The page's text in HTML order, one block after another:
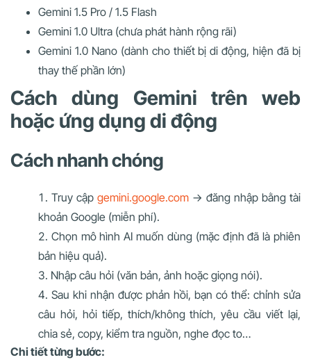
Gemini 1.5 Pro / 1.5 Flash
Gemini 1.0 Ultra (chưa phát hành rộng rãi)
Gemini 1.0 Nano (dành cho thiết bị di động, hiện đã bị
thay thế phần lớn)
Cách dùng Gemini trên web
hoặc ứng dụng di động
Cách nhanh chóng
Truy cập gemini.google.com → đăng nhập bằng tài
khoản Google (miễn phí).
Chọn mô hình AI muốn dùng (mặc định đã là phiên
bản hiệu quả).
Nhập câu hỏi (văn bản, ảnh hoặc giọng nói).
Sau khi nhận được phản hồi, bạn có thể: chỉnh sửa
câu hỏi, hỏi tiếp, thích/không thích, yêu cầu viết lại,
chia sẻ, copy, kiểm tra nguồn, nghe đọc to…
Chi tiết từng bước: